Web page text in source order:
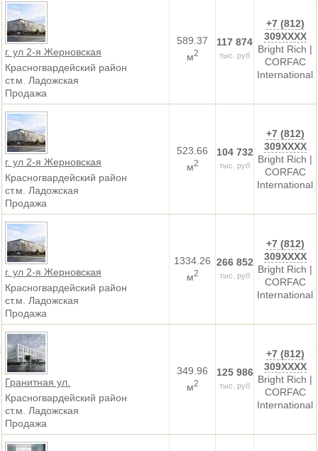
г. ул 2-я Жерновская
Красногвардейский район
ст.м. Ладожская
Продажа
589.37
м2
117 874
тыс. руб
+7 (812)
309XXXX
Bright Rich |
CORFAC
International
г. ул 2-я Жерновская
Красногвардейский район
ст.м. Ладожская
Продажа
523.66
м2
104 732
тыс. руб
+7 (812)
309XXXX
Bright Rich |
CORFAC
International
г. ул 2-я Жерновская
Красногвардейский район
ст.м. Ладожская
Продажа
1334.26
м2
266 852
тыс. руб
+7 (812)
309XXXX
Bright Rich |
CORFAC
International
Гранитная ул.
Красногвардейский район
ст.м. Ладожская
Продажа
349.96
м2
125 986
тыс. руб
+7 (812)
309XXXX
Bright Rich |
CORFAC
International